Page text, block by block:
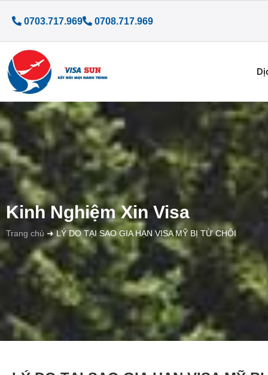
0703.717.969 0708.717.969
Kinh Nghiệm Xin Visa
Trang chủ ➜LÝ DO TẠI SAO GIA HẠN VISA MỸ BỊ TỪ CHỐI